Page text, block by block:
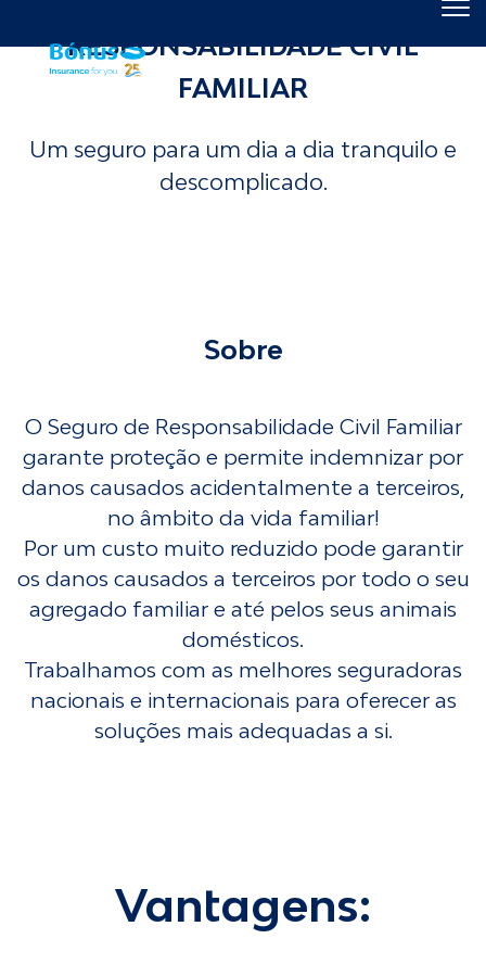
RESPONSABILIDADE CIVIL
FAMILIAR
Um seguro para um dia a dia tranquilo e
descomplicado.
Sobre
O Seguro de Responsabilidade Civil Familiar
garante proteção e permite indemnizar por
danos causados acidentalmente a terceiros,
no âmbito da vida familiar!
Por um custo muito reduzido pode garantir
os danos causados a terceiros por todo o seu
agregado familiar e até pelos seus animais
domésticos.
Trabalhamos com as melhores seguradoras
nacionais e internacionais para oferecer as
soluções mais adequadas a si.
Vantagens: